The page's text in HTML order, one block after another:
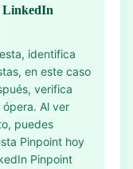
LinkedIn
identifica
en este caso
verifica
Al ver
puedes
Pinpoint hoy
Pinpoint